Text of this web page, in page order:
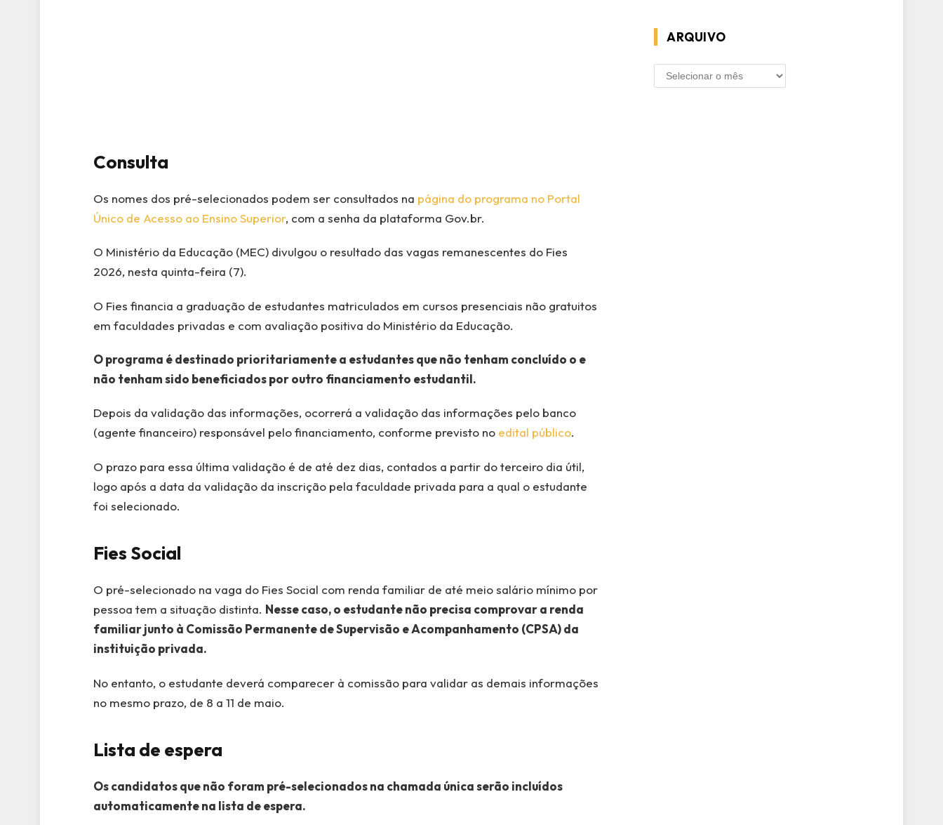
Consulta
Os nomes dos pré-selecionados podem ser consultados na página do programa no Portal
Único de Acesso ao Ensino Superior, com a senha da plataforma Gov.br.
O Ministério da Educação (MEC) divulgou o resultado das vagas remanescentes do Fies
2026, nesta quinta-feira (7).
O Fies financia a graduação de estudantes matriculados em cursos presenciais não gratuitos
em faculdades privadas e com avaliação positiva do Ministério da Educação.
O programa é destinado prioritariamente a estudantes que não tenham concluído o e
não tenham sido beneficiados por outro financiamento estudantil.
Depois da validação das informações, ocorrerá a validação das informações pelo banco
(agente financeiro) responsável pelo financiamento, conforme previsto no edital público.
O prazo para essa última validação é de até dez dias, contados a partir do terceiro dia útil,
logo após a data da validação da inscrição pela faculdade privada para a qual o estudante
foi selecionado.
Fies Social
O pré-selecionado na vaga do Fies Social com renda familiar de até meio salário mínimo por
pessoa tem a situação distinta. Nesse caso, o estudante não precisa comprovar a renda
familiar junto à Comissão Permanente de Supervisão e Acompanhamento (CPSA) da
instituição privada.
No entanto, o estudante deverá comparecer à comissão para validar as demais informações
no mesmo prazo, de 8 a 11 de maio.
Lista de espera
Os candidatos que não foram pré-selecionados na chamada única serão incluídos
automaticamente na lista de espera.
ARQUIVO
ARQUIVO